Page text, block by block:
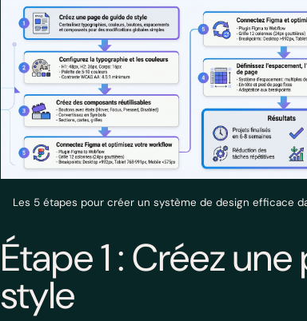
Les 5 étapes pour créer un système de design efficace
Étape 1 : Créez
style